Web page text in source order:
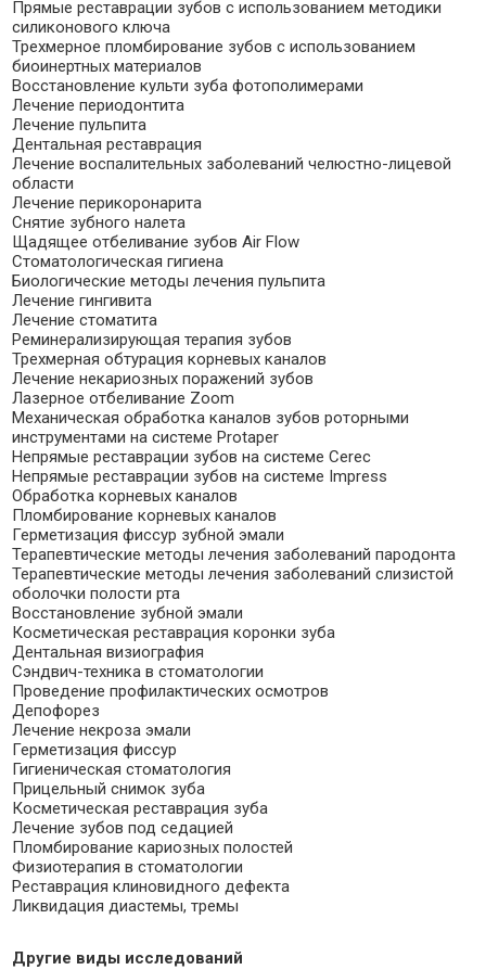
Прямые реставрации зубов с использованием методики
силиконового ключа
Трехмерное пломбирование зубов с использованием
биоинертных материалов
Восстановление культи зуба фотополимерами
Лечение периодонтита
Лечение пульпита
Дентальная реставрация
Лечение воспалительных заболеваний челюстно-лицевой
области
Лечение перикоронарита
Снятие зубного налета
Щадящее отбеливание зубов Air Flow
Стоматологическая гигиена
Биологические методы лечения пульпита
Лечение гингивита
Лечение стоматита
Реминерализирующая терапия зубов
Трехмерная обтурация корневых каналов
Лечение некариозных поражений зубов
Лазерное отбеливание Zoom
Механическая обработка каналов зубов роторными
инструментами на системе Protaper
Непрямые реставрации зубов на системе Cerec
Непрямые реставрации зубов на системе Impress
Обработка корневых каналов
Пломбирование корневых каналов
Герметизация фиссур зубной эмали
Терапевтические методы лечения заболеваний пародонта
Терапевтические методы лечения заболеваний слизистой
оболочки полости рта
Восстановление зубной эмали
Косметическая реставрация коронки зуба
Дентальная визиография
Сэндвич-техника в стоматологии
Проведение профилактических осмотров
Депофорез
Лечение некроза эмали
Герметизация фиссур
Гигиеническая стоматология
Прицельный снимок зуба
Косметическая реставрация зуба
Лечение зубов под седацией
Пломбирование кариозных полостей
Физиотерапия в стоматологии
Реставрация клиновидного дефекта
Ликвидация диастемы, тремы
Другие виды исследований